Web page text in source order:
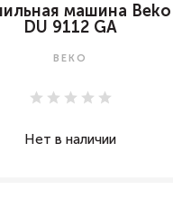
машина Beko
DU 9112 GA
BEKO
Нет в наличии